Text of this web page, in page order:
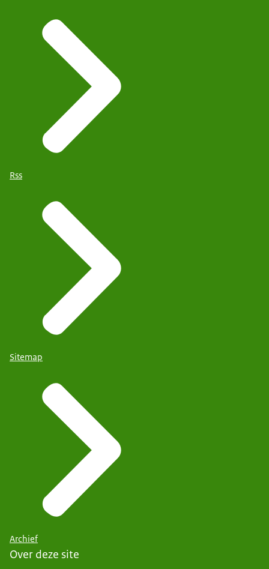
Rss
Sitemap
Archief
Over deze site